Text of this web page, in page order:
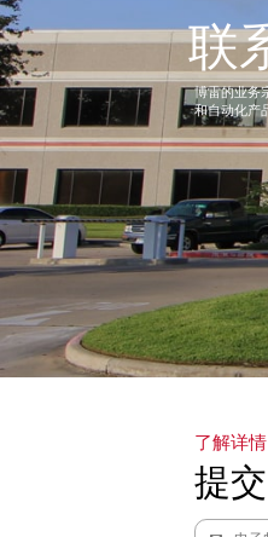
联
博雷的业务
和自动化产
了解详情
提